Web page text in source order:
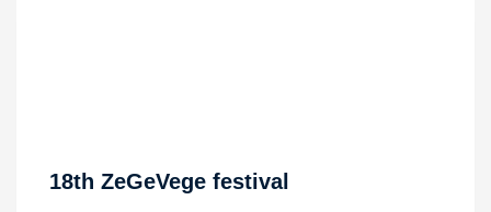
18th ZeGeVege festival